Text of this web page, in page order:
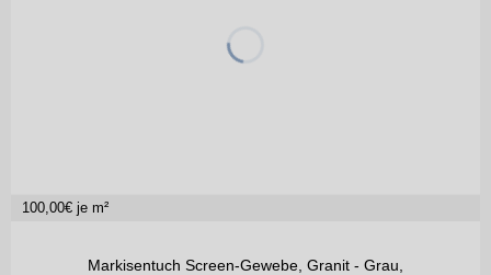
100,00€ je m²
Markisentuch Screen-Gewebe, Granit - Grau,